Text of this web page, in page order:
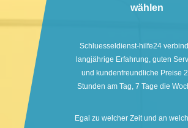
wählen
Schluesseldienst-hilfe24
langjährige Erfahrung, guten
und kundenfreundliche Preise
Stunden am Tag, 7 Tage die
Egal zu welcher Zeit und an